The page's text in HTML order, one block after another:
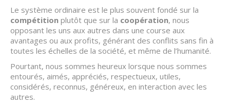
Le système ordinaire est le plus souvent fondé sur la
compétition plutôt que sur la coopération, nous
opposant les uns aux autres dans une course aux
avantages ou aux profits, générant des conflits sans fin à
toutes les échelles de la société, et même de l’humanité.
Pourtant, nous sommes heureux lorsque nous sommes
entourés, aimés, appréciés, respectueux, utiles,
considérés, reconnus, généreux, en interaction avec les
autres.